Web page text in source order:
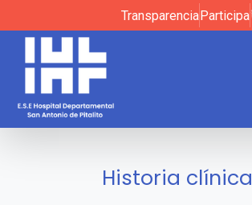
TransparenciaParticipa
Historia clínica